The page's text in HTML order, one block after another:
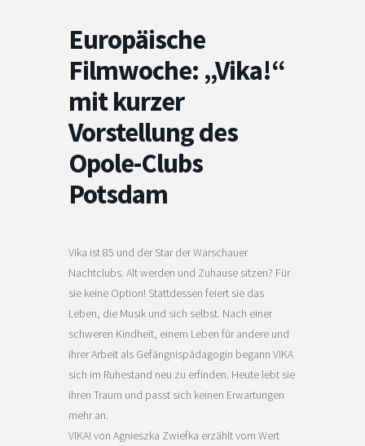
Europäische
Filmwoche: „Vika!“
mit kurzer
Vorstellung des
Opole-Clubs
Potsdam
Vika ist 85 und der Star der Warschauer
Nachtclubs. Alt werden und Zuhause sitzen? Für
sie keine Option! Stattdessen feiert sie das
Leben, die Musik und sich selbst. Nach einer
schweren Kindheit, einem Leben für andere und
ihrer Arbeit als Gefängnispädagogin begann VIKA
sich im Ruhestand neu zu erfinden. Heute lebt sie
ihren Traum und passt sich keinen Erwartungen
mehr an.
VIKA! von Agnieszka Zwiefka erzählt vom Wert